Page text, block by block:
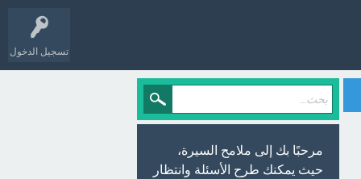
تسجيل الدخول
مرحبًا بك إلى ملامح السيرة،
حيث يمكنك طرح الأسئلة وانتظار